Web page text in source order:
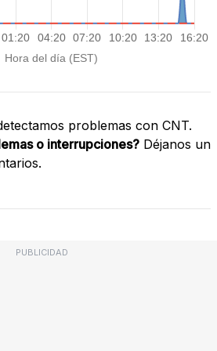
problemas con CNT.
o interrupciones? Déjanos un
PUBLICIDAD